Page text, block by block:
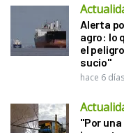
Alerta
agro: lo
el
sucio"
hace 6 días
"Por